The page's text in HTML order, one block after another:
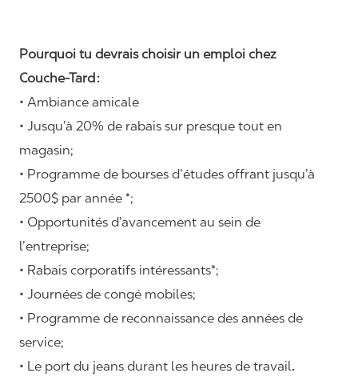
Pourquoi tu devrais choisir un emploi chez
Couche-Tard :
• Ambiance amicale
• Jusqu’à 20% de rabais sur presque tout en
magasin;
• Programme de bourses d’études offrant jusqu’à
2500$ par année *;
• Opportunités d’avancement au sein de
l’entreprise;
• Rabais corporatifs intéressants*;
• Journées de congé mobiles;
• Programme de reconnaissance des années de
service;
• Le port du jeans durant les heures de travail.